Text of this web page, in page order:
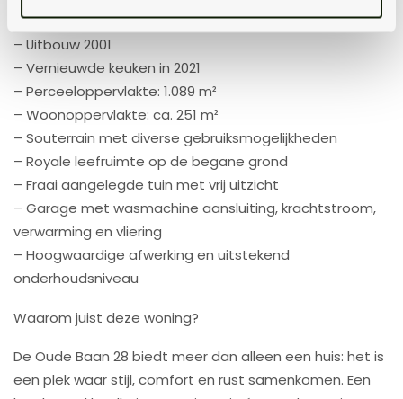
– Bouwjaar: 1987
– Uitbouw 2001
– Vernieuwde keuken in 2021
– Perceeloppervlakte: 1.089 m²
– Woonoppervlakte: ca. 251 m²
– Souterrain met diverse gebruiksmogelijkheden
– Royale leefruimte op de begane grond
– Fraai aangelegde tuin met vrij uitzicht
– Garage met wasmachine aansluiting, krachtstroom,
verwarming en vliering
– Hoogwaardige afwerking en uitstekend
onderhoudsniveau
Waarom juist deze woning?
De Oude Baan 28 biedt meer dan alleen een huis: het is
een plek waar stijl, comfort en rust samenkomen. Een